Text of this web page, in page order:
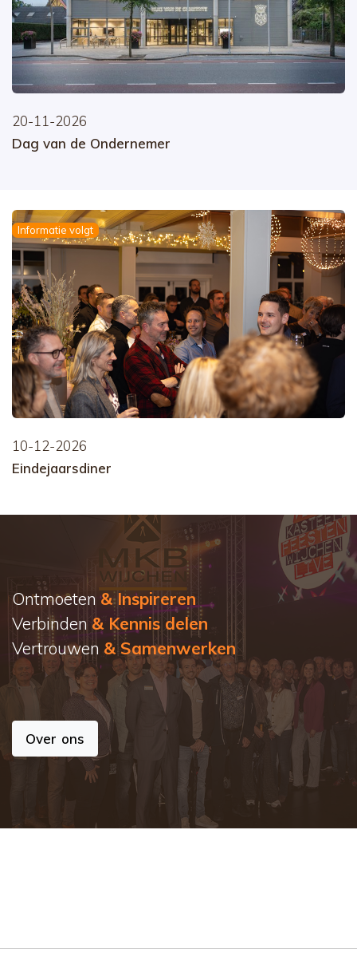
20-11-2026
Dag van de Ondernemer
Informatie volgt
10-12-2026
Eindejaarsdiner
Ontmoeten & Inspireren
Verbinden & Kennis delen
Vertrouwen & Samenwerken
Over ons